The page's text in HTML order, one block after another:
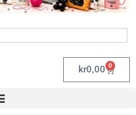
kr0,00 0